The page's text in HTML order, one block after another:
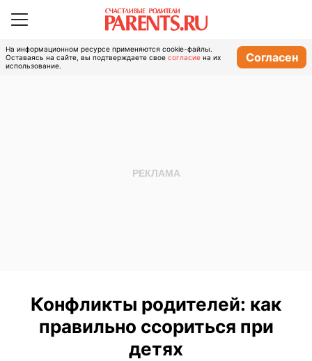
На информационном ресурсе применяются cookie-файлы.
Оставаясь на сайте, вы подтверждаете свое согласие на их
использование.
Согласен
Конфликты родителей: как
правильно ссориться при
детях